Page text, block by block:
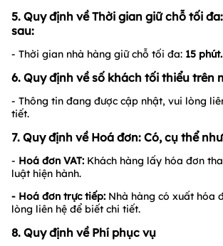
5. Quy định về Thời gian giữ chỗ tối
sau:
- Thời gian nhà hàng giữ chỗ tối đa: 15 phút.
6. Quy định về số khách tối thiểu trên
- Thông tin đang được cập nhật, vui lòng
tiết.
7. Quy định về Hoá đơn: Có, cụ thể
- Hoá đơn VAT: Khách hàng lấy hóa đơn
luật hiện hành.
- Hoá đơn trực tiếp: Nhà hàng có xuất hóa
lòng liên hệ để biết chi tiết.
8. Quy định về Phí phục vụ